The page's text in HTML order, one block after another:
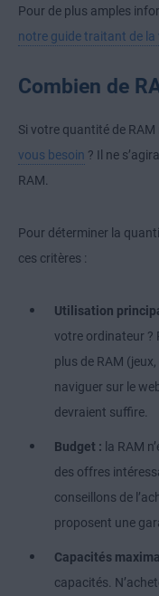
Pour de plus amples
notre guide traitant de la
Combien de
Si votre quantité de RAM
vous besoin ? Il ne
RAM.
Pour déterminer la
ces critères :
Utilisation
votre ordinateur ?
plus de RAM
naviguer sur le
devraient suffire.
Budget : la RAM
des offres
conseillons de
proposent une
Capacités
capacités.